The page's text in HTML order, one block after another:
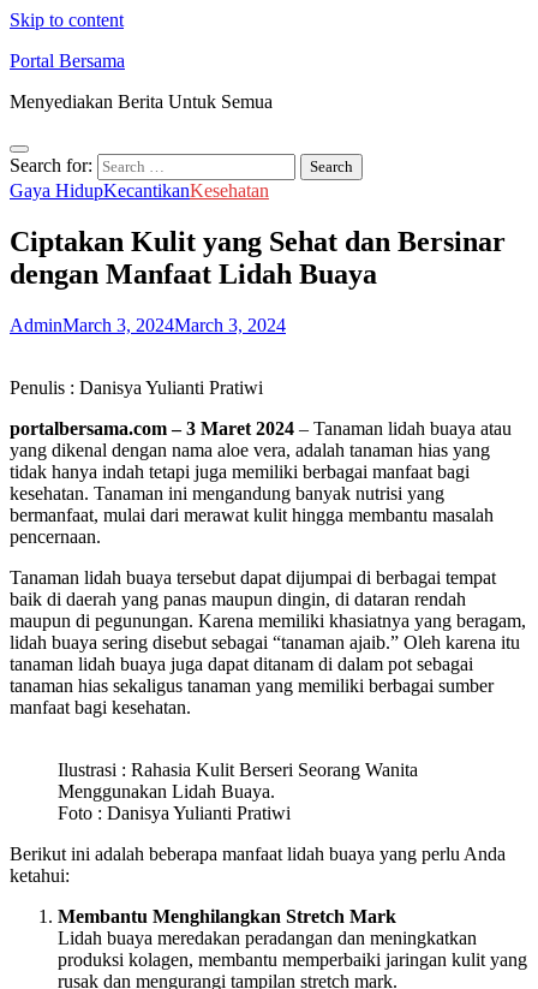
Skip to content
Portal Bersama
Menyediakan Berita Untuk Semua
Search for:
Gaya HidupKecantikanKesehatan
Ciptakan Kulit yang Sehat dan Bersinar
dengan Manfaat Lidah Buaya
AdminMarch 3, 2024March 3, 2024
Penulis : Danisya Yulianti Pratiwi
portalbersama.com – 3 Maret 2024 – Tanaman lidah buaya atau
yang dikenal dengan nama aloe vera, adalah tanaman hias yang
tidak hanya indah tetapi juga memiliki berbagai manfaat bagi
kesehatan. Tanaman ini mengandung banyak nutrisi yang
bermanfaat, mulai dari merawat kulit hingga membantu masalah
pencernaan.
Tanaman lidah buaya tersebut dapat dijumpai di berbagai tempat
baik di daerah yang panas maupun dingin, di dataran rendah
maupun di pegunungan. Karena memiliki khasiatnya yang beragam,
lidah buaya sering disebut sebagai “tanaman ajaib.” Oleh karena itu
tanaman lidah buaya juga dapat ditanam di dalam pot sebagai
tanaman hias sekaligus tanaman yang memiliki berbagai sumber
manfaat bagi kesehatan.
Ilustrasi : Rahasia Kulit Berseri Seorang Wanita
Menggunakan Lidah Buaya.
Foto : Danisya Yulianti Pratiwi
Berikut ini adalah beberapa manfaat lidah buaya yang perlu Anda
ketahui:
Membantu Menghilangkan Stretch Mark
Lidah buaya meredakan peradangan dan meningkatkan
produksi kolagen, membantu memperbaiki jaringan kulit yang
rusak dan mengurangi tampilan stretch mark.